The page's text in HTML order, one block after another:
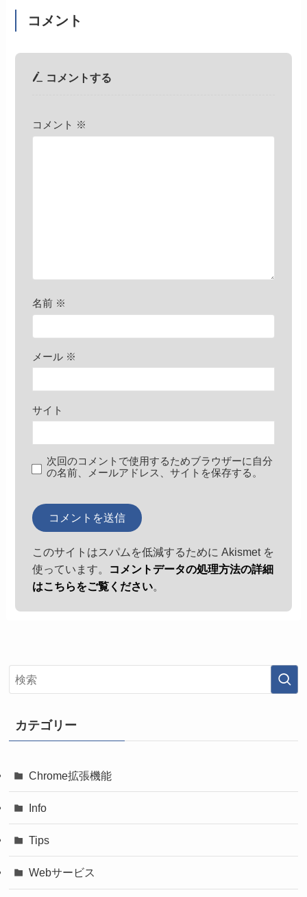
コメント
コメントする
コメント ※
名前 ※
メール ※
サイト
次回のコメントで使用するためブラウザーに自分
の名前、メールアドレス、サイトを保存する。
このサイトはスパムを低減するために Akismet を
使っています。
コメントデータの処理方法の詳細
はこちらをご覧ください。
カテゴリー
Chrome拡張機能
Info
Tips
Webサービス